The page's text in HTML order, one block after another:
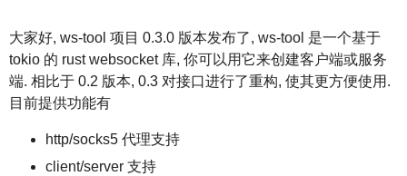
大家好, ws-tool 项目 0.3.0 版本发布了, ws-tool 是一个基于
tokio 的 rust websocket 库, 你可以用它来创建客户端或服务
端. 相比于 0.2 版本, 0.3 对接口进行了重构, 使其更方便使用.
目前提供功能有
http/socks5 代理支持
client/server 支持